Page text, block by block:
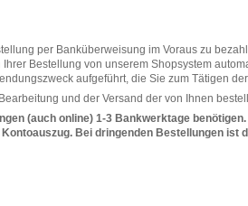
per Banküberweisung im Voraus zu
Bestellung von unserem Shopsystem
aufgeführt, die Sie zum Tätigen
und der Versand der von Ihnen
(auch online) 1-3 Bankwerktage
Bei dringenden Bestellungen ist